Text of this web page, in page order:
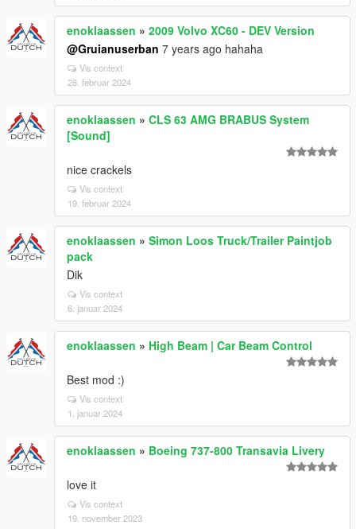
enoklaassen » 2009 Volvo XC60 - DEV Version
@Gruianuserban 7 years ago hahaha
Vis context
28. februar 2024
enoklaassen » CLS 63 AMG BRABUS System
[Sound]
nice crackels
Vis context
19. februar 2024
enoklaassen » Simon Loos Truck/Trailer Paintjob
pack
Dik
Vis context
6. januar 2024
enoklaassen » High Beam | Car Beam Control
Best mod :)
Vis context
1. januar 2024
enoklaassen » Boeing 737-800 Transavia Livery
love it
Vis context
19. november 2023